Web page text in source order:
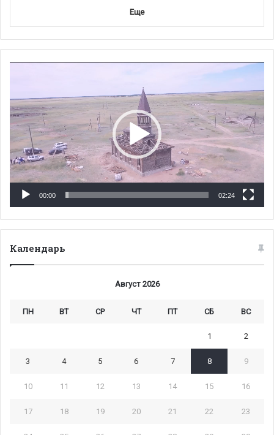
Еще
00:00 02:24
Календарь
Август 2026
ПН ВТ СР ЧТ ПТ СБ ВС
1 2
3 4 5 6 7 8 9
10 11 12 13 14 15 16
17 18 19 20 21 22 23